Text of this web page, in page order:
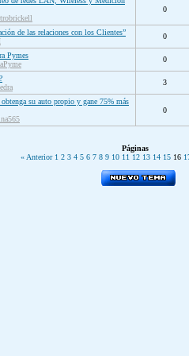
0
de las relaciones con los Clientes”
0
Pymes
0
3
su auto propio y gane 75% más
0
Páginas
« Anterior 1 2 3 4 5 6 7 8 9 10 11 12 13 14 1516